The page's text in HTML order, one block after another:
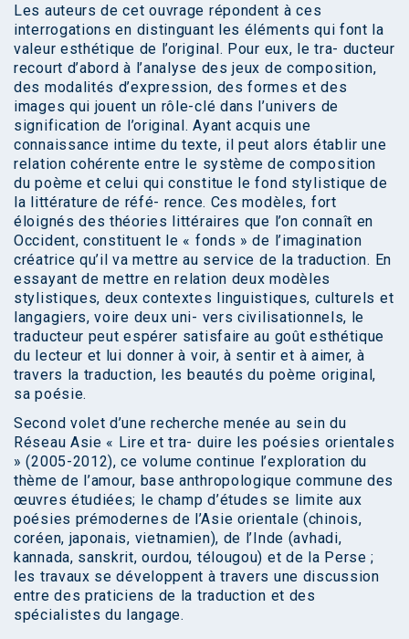
Les auteurs de cet ouvrage répondent à ces
interrogations en distinguant les éléments qui font la
valeur esthétique de l’original. Pour eux, le tra- ducteur
recourt d’abord à l’analyse des jeux de composition,
des modalités d’expression, des formes et des
images qui jouent un rôle-clé dans l’univers de
signification de l’original. Ayant acquis une
connaissance intime du texte, il peut alors établir une
relation cohérente entre le système de composition
du poème et celui qui constitue le fond stylistique de
la littérature de réfé- rence. Ces modèles, fort
éloignés des théories littéraires que l’on connaît en
Occident, constituent le « fonds » de l’imagination
créatrice qu’il va mettre au service de la traduction. En
essayant de mettre en relation deux modèles
stylistiques, deux contextes linguistiques, culturels et
langagiers, voire deux uni- vers civilisationnels, le
traducteur peut espérer satisfaire au goût esthétique
du lecteur et lui donner à voir, à sentir et à aimer, à
travers la traduction, les beautés du poème original,
sa poésie.
Second volet d’une recherche menée au sein du
Réseau Asie « Lire et tra- duire les poésies orientales
» (2005-2012), ce volume continue l’exploration du
thème de l’amour, base anthropologique commune des
œuvres étudiées; le champ d’études se limite aux
poésies prémodernes de l’Asie orientale (chinois,
coréen, japonais, vietnamien), de l’Inde (avhadi,
kannada, sanskrit, ourdou, télougou) et de la Perse ;
les travaux se développent à travers une discussion
entre des praticiens de la traduction et des
spécialistes du langage.